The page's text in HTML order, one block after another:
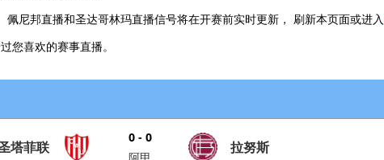
尼邦直播和圣达哥林玛直播信号将在开赛前实时更新， 刷新本页面或进入
您喜欢的赛事直播。
塔菲联
0 - 0
拉努斯